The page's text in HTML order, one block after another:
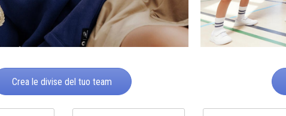
Crea le divise del tuo team